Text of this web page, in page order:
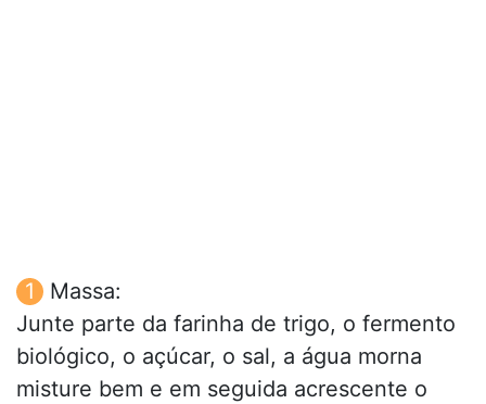
Massa:
Junte parte da farinha de trigo, o fermento
biológico, o açúcar, o sal, a água morna
misture bem e em seguida acrescente o